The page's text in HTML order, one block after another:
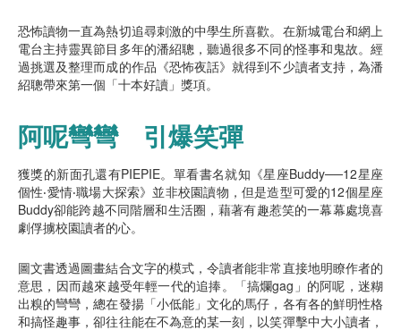
恐怖讀物一直為熱切追尋刺激的中學生所喜歡。在新城電台和網上
電台主持靈異節目多年的潘紹聰，聽過很多不同的怪事和鬼故。經
過挑選及整理而成的作品《恐怖夜話》就得到不少讀者支持，為潘
紹聰帶來第一個「十本好讀」獎項。
阿呢彎彎 引爆笑彈
獲獎的新面孔還有PIEPIE。單看書名就知《星座Buddy──12星座
個性‧愛情‧職場大探索》並非校園讀物，但是造型可愛的12個星座
Buddy卻能跨越不同階層和生活圈，藉著有趣惹笑的一幕幕處境喜
劇俘擄校園讀者的心。
圖文書透過圖畫結合文字的模式，令讀者能非常直接地明瞭作者的
意思，因而越來越受年輕一代的追捧。「搞爛gag」的阿呢，迷糊
出糗的彎彎，總在發揚「小低能」文化的馬仔，各有各的鮮明性格
和搞怪趣事，卻往往能在不為意的某一刻，以笑彈擊中大小讀者，